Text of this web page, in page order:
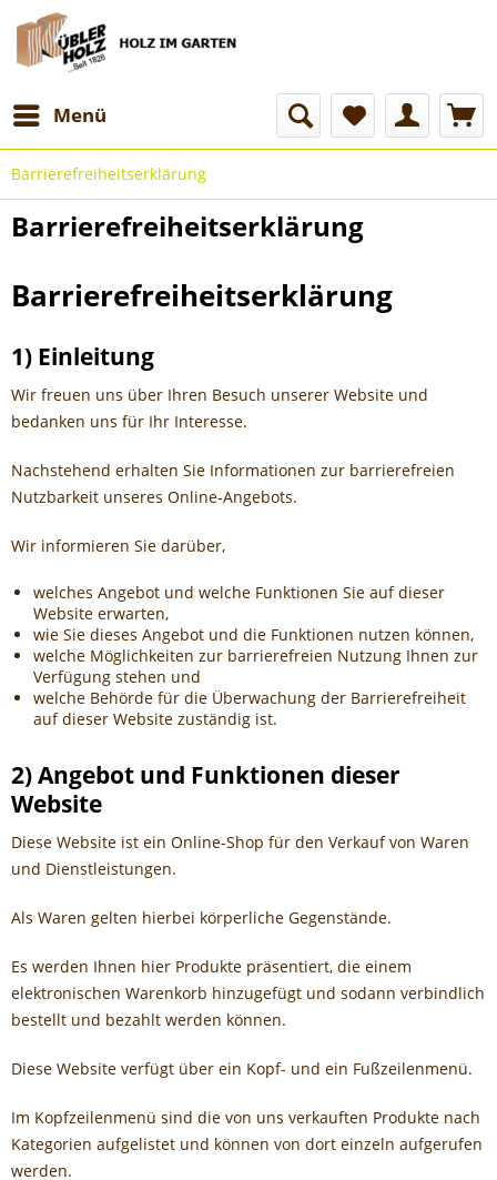
Menü
Barrierefreiheitserklärung
Barrierefreiheitserklärung
Barrierefreiheitserklärung
1) Einleitung
Wir freuen uns über Ihren Besuch unserer Website und
bedanken uns für Ihr Interesse.
Nachstehend erhalten Sie Informationen zur barrierefreien
Nutzbarkeit unseres Online-Angebots.
Wir informieren Sie darüber,
welches Angebot und welche Funktionen Sie auf dieser
Website erwarten,
wie Sie dieses Angebot und die Funktionen nutzen können,
welche Möglichkeiten zur barrierefreien Nutzung Ihnen zur
Verfügung stehen und
welche Behörde für die Überwachung der Barrierefreiheit
auf dieser Website zuständig ist.
2) Angebot und Funktionen dieser
Website
Diese Website ist ein Online-Shop für den Verkauf von Waren
und Dienstleistungen.
Als Waren gelten hierbei körperliche Gegenstände.
Es werden Ihnen hier Produkte präsentiert, die einem
elektronischen Warenkorb hinzugefügt und sodann verbindlich
bestellt und bezahlt werden können.
Diese Website verfügt über ein Kopf- und ein Fußzeilenmenü.
Im Kopfzeilenmenü sind die von uns verkauften Produkte nach
Kategorien aufgelistet und können von dort einzeln aufgerufen
werden.